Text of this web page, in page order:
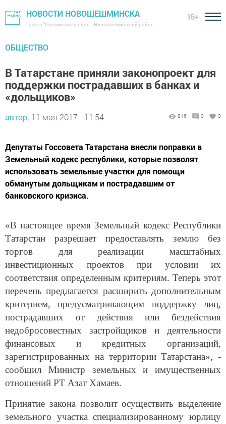
НОВОСТИ НОВОШЕШМИНСКА
Газета "Шешминская новь" - Новошешминский район
16+
ОБЩЕСТВО
В Татарстане приняли законопроект для
поддержки пострадавших в банках и
«дольщиков»
автор, 11 мая 2017 - 11:54 846 0 0
Депутаты Госсовета Татарстана внесли поправки в
Земельный кодекс республики, которые позволят
использовать земельные участки для помощи
обманутым дольщикам и пострадавшим от
банковского кризиса.
«В настоящее время Земельный кодекс Республики
Татарстан разрешает предоставлять землю без
торгов для реализации масштабных
инвестиционных проектов при условии их
соответствия определенным критериям. Теперь этот
перечень предлагается расширить дополнительным
критерием, предусматривающим поддержку лиц,
пострадавших от действия или бездействия
недобросовестных застройщиков и деятельности
финансовых и кредитных организаций,
зарегистрированных на территории Татарстана», -
сообщил Министр земельных и имущественных
отношений РТ Азат Хамаев.
Принятие закона позволит осуществить выделение
земельного участка специализированному юрлицу